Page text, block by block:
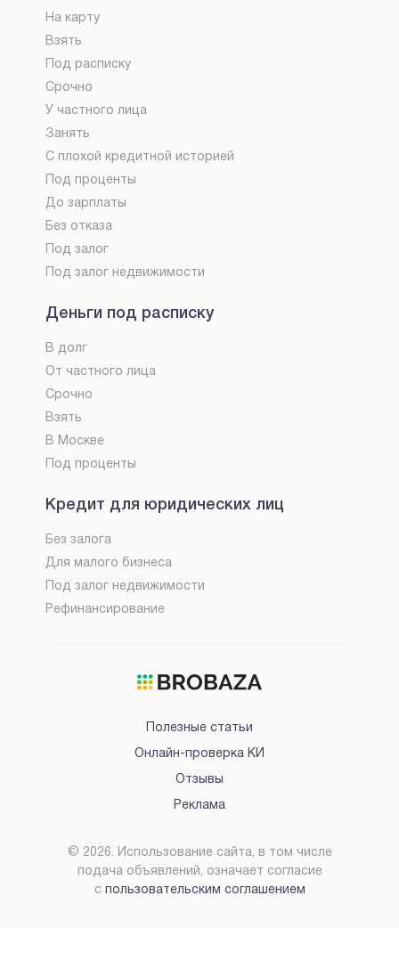
На карту
Взять
Под расписку
Срочно
У частного лица
Занять
С плохой кредитной историей
Под проценты
До зарплаты
Без отказа
Под залог
Под залог недвижимости
Деньги под расписку
В долг
От частного лица
Срочно
Взять
В Москве
Под проценты
Кредит для юридических лиц
Без залога
Для малого бизнеса
Под залог недвижимости
Рефинансирование
Полезные статьи
Онлайн-проверка КИ
Отзывы
Реклама
© 2026. Использование сайта, в том числе
подача объявлений, означает согласие
с пользовательским соглашением